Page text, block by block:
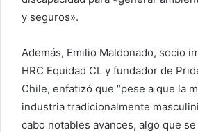
y seguros».
Además, Emilio Maldonado, socio
HRC Equidad CL y fundador de
Chile, enfatizó que “pese a que la
industria tradicionalmente
cabo notables avances, algo que